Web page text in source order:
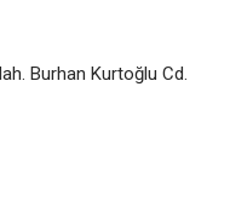
Burhan Kurtoğlu Cd.